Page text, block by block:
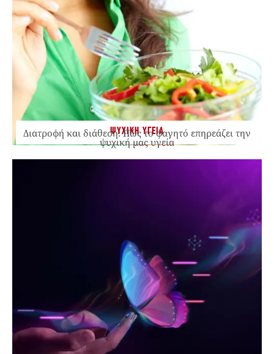
ΨΥΧΙΚΗ ΥΓΕΙΑ
Διατροφή και διάθεση: Πώς το φαγητό επηρεάζει την
ψυχική μας υγεία